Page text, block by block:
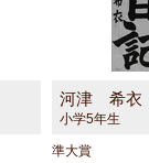
河津 希衣
小学5年生
準大賞